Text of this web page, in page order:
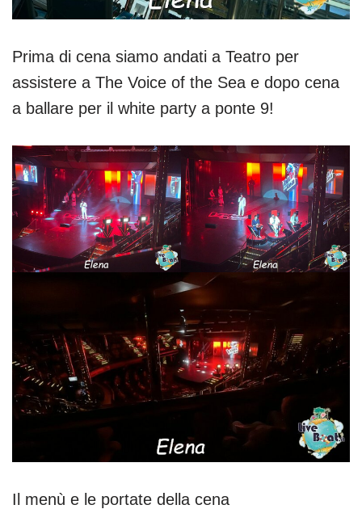
Prima di cena siamo andati a Teatro per
assistere a The Voice of the Sea e dopo cena
a ballare per il white party a ponte 9!
Il menù e le portate della cena